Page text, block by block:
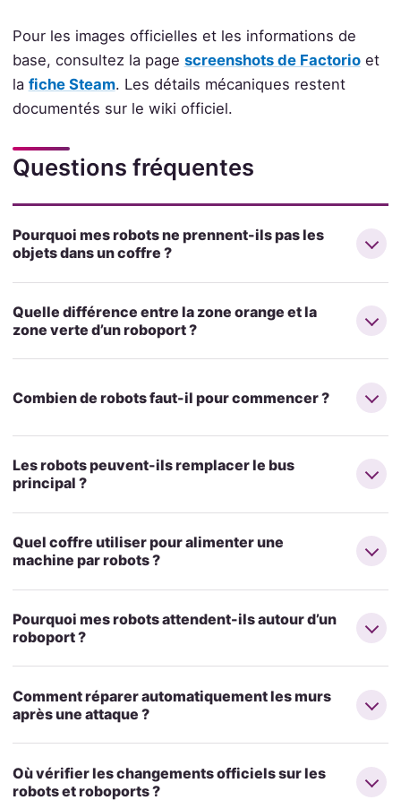
Pour les images officielles et les informations de
base, consultez la page screenshots de Factorioet
la fiche Steam. Les détails mécaniques restent
documentés sur le wiki officiel.
Questions fréquentes
Pourquoi mes robots ne prennent-ils pas les
objets dans un coffre ?
Quelle différence entre la zone orange et la
zone verte d’un roboport ?
Combien de robots faut-il pour commencer ?
Les robots peuvent-ils remplacer le bus
principal ?
Quel coffre utiliser pour alimenter une
machine par robots ?
Pourquoi mes robots attendent-ils autour d’un
roboport ?
Comment réparer automatiquement les murs
après une attaque ?
Où vérifier les changements officiels sur les
robots et roboports ?